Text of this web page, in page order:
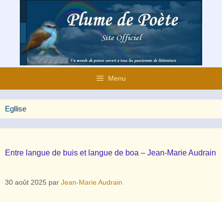
contenu
Menu
Egllise
Entre langue de buis et langue de boa – Jean-Marie Audrain
30 août 2025 par Jean-Marie Audrain